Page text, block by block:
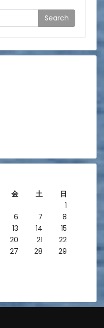
金 土
日
1
6 7
8
13 14
15
20 21
22
27 28
29